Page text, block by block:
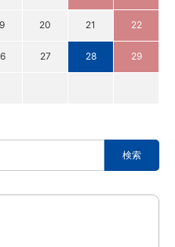
20 21 22
27 28 29